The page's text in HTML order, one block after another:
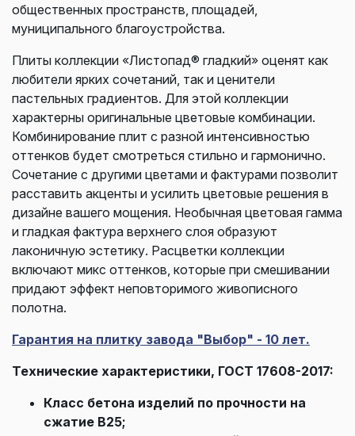
общественных пространств, площадей,
муниципального благоустройства.
Плиты коллекции «Листопад® гладкий» оценят как
любители ярких сочетаний, так и ценители
пастельных градиентов. Для этой коллекции
характерны оригинальные цветовые комбинации.
Комбинирование плит с разной интенсивностью
оттенков будет смотреться стильно и гармонично.
Сочетание с другими цветами и фактурами позволит
расставить акценты и усилить цветовые решения в
дизайне вашего мощения. Необычная цветовая гамма
и гладкая фактура верхнего слоя образуют
лаконичную эстетику. Расцветки коллекции
включают микс оттенков, которые при смешивании
придают эффект неповторимого живописного
полотна.
Гарантия на плитку завода "Выбор" - 10 лет.
Технические характеристики, ГОСТ 17608-2017:
Класс бетона изделий по прочности на
сжатие В25;